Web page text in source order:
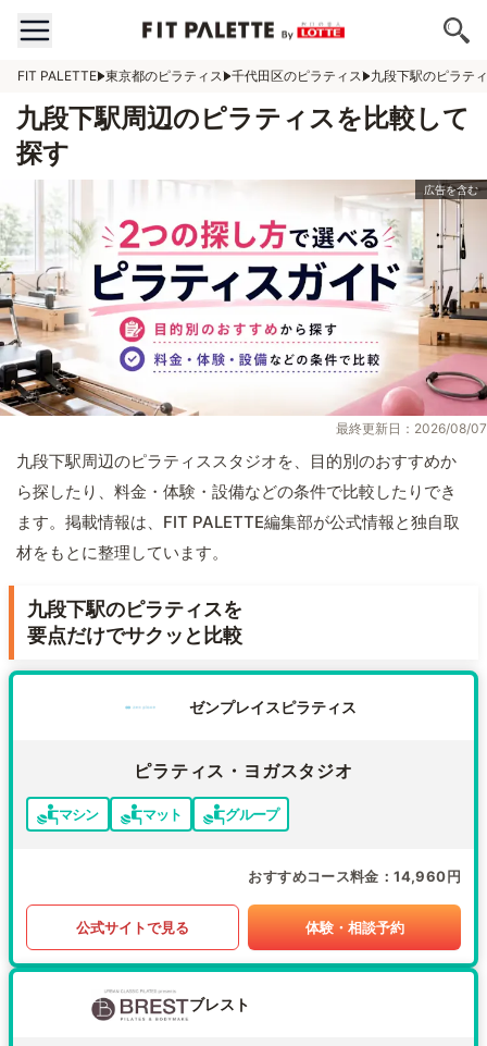
FIT PALETTE 東京都のピラティス 千代田区のピラティス 九段下駅のピラテ
九段下駅周辺のピラティスを比較して
探す
最終更新日：2026/08/07
九段下駅周辺のピラティススタジオを、目的別のおすすめか
ら探したり、料金・体験・設備などの条件で比較したりでき
ます。掲載情報は、FIT PALETTE編集部が公式情報と独自取
材をもとに整理しています。
九段下駅のピラティスを
要点だけでサクッと比較
ゼンプレイスピラティス
ピラティス・ヨガスタジオ
マシン マット グループ
おすすめコース料金 14,960円
公式サイトで見る 体験・相談予約
ブレスト